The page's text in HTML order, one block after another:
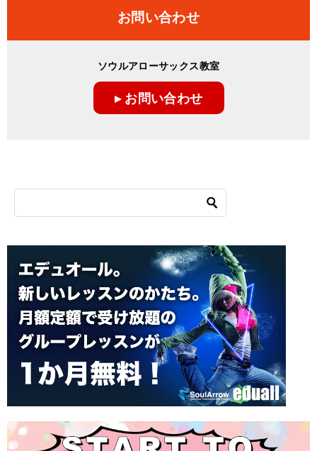
お問い合わせ
ソウルアローサックス教室
▸ お問い合わせ